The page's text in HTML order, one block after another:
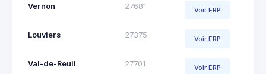
Vernon 27681 Voir ERP
Louviers 27375 Voir ERP
Val-de-Reuil 27701 Voir ERP